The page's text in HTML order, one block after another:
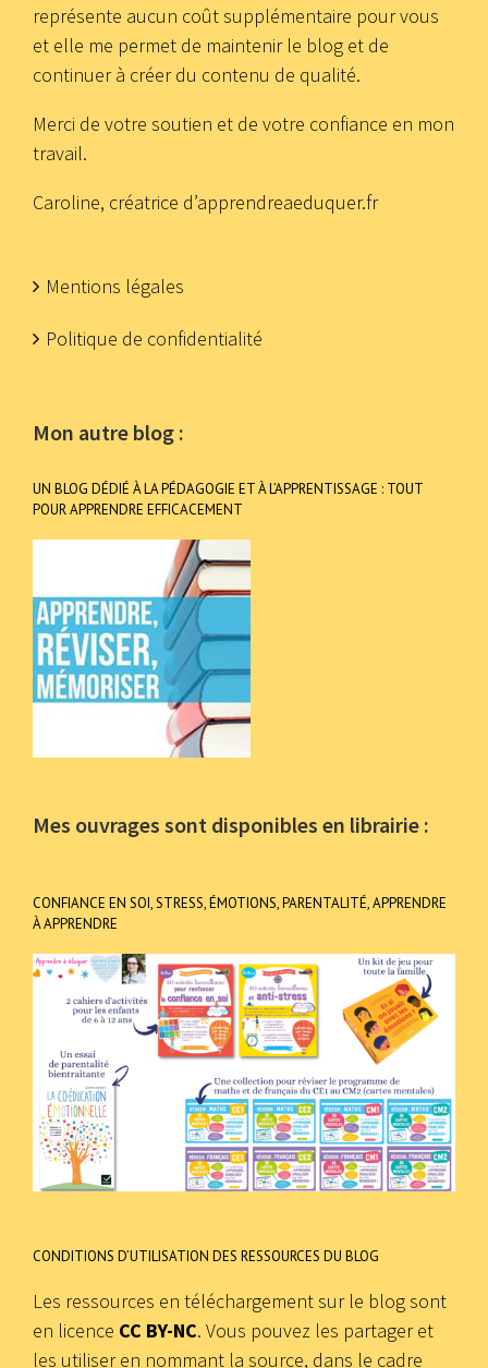
représente aucun coût supplémentaire pour vous
et elle me permet de maintenir le blog et de
continuer à créer du contenu de qualité.
Merci de votre soutien et de votre confiance en mon
travail.
Caroline, créatrice d’apprendreaeduquer.fr
Mentions légales
Politique de confidentialité
Mon autre blog :
UN BLOG DÉDIÉ À LA PÉDAGOGIE ET À L’APPRENTISSAGE : TOUT
POUR APPRENDRE EFFICACEMENT
Mes ouvrages sont disponibles en librairie :
CONFIANCE EN SOI, STRESS, ÉMOTIONS, PARENTALITÉ, APPRENDRE
À APPRENDRE
CONDITIONS D’UTILISATION DES RESSOURCES DU BLOG
Les ressources en téléchargement sur le blog sont
en licence CC BY-NC. Vous pouvez les partager et
les utiliser en nommant la source, dans le cadre